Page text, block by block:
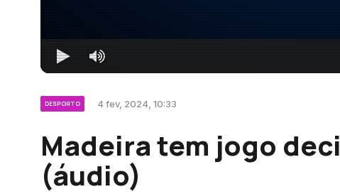
DESPORTO 4 fev, 2024, 10:33
Madeira tem jogo
(áudio)